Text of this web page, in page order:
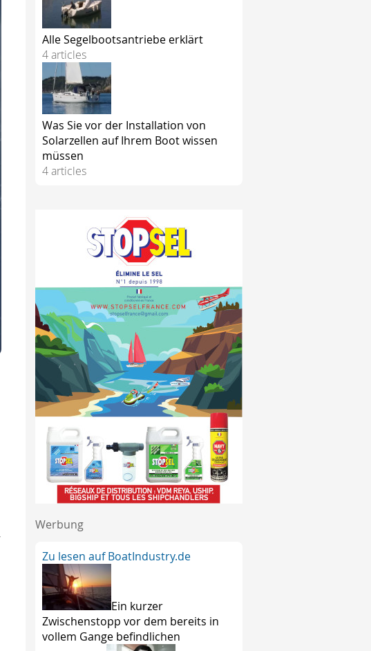
Alle Segelbootsantriebe erklärt
4 articles
Was Sie vor der Installation von
Solarzellen auf Ihrem Boot wissen
müssen
4 articles
Werbung
Zu lesen auf BoatIndustry.de
Ein kurzer
Zwischenstopp vor dem bereits in
vollem Gange befindlichen